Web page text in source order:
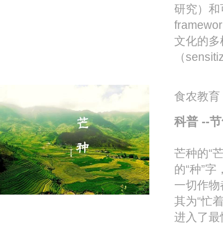
研究）
文化的
（
食农教育
科普 --
芒种的“
的“种”
一切作物
其为“忙
进入了